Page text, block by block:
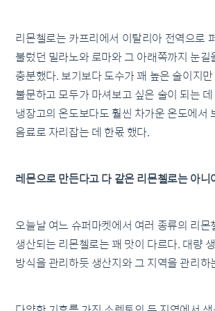
리몬첼로는 카프리에서 이탈리아 전역으로
불렀던 밀라노와 로마와 그 아래쪽까지 눈
충분했다. 보기보다 도수가 꽤 높은 술이지
불문하고 모두가 마셔보고 싶은 술이 되는
냉장고의 온도보다도 훨씬 차가운 온도에서
음료로 자리잡는 데 한몫 했다.
레몬으로 만든다고 다 같은 리몬첼로는 아니
오늘날 여느 슈퍼마켓에서 여러 종류의 리
생산되는 리몬첼로는 꽤 맛이 다르다. 대량
방식을 관리하듯 생산지와 그 지역을 관리